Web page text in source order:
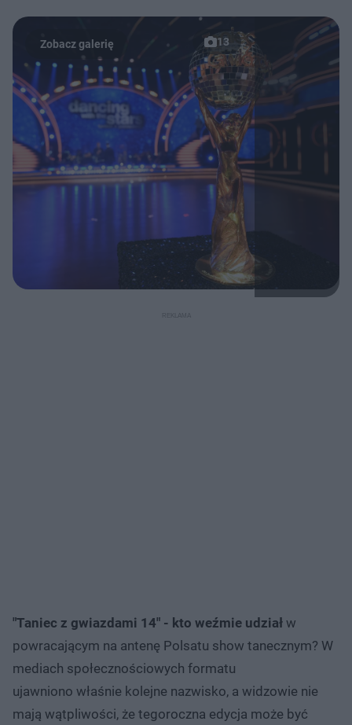
13
"Taniec z gwiazdami 14" - kto weźmie udział w
powracającym na antenę Polsatu show tanecznym? W
mediach społecznościowych formatu
ujawniono właśnie kolejne nazwisko, a widzowie nie
mają wątpliwości, że tegoroczna edycja może być